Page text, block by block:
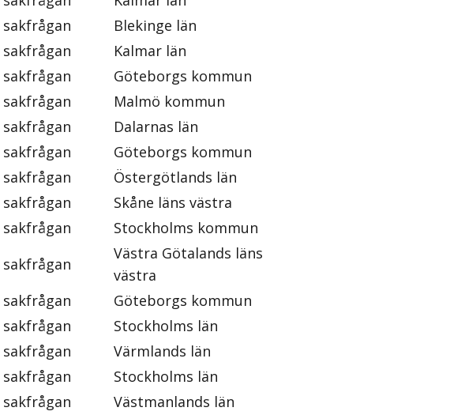
sakfrågan
Blekinge län
sakfrågan
Kalmar län
sakfrågan
Göteborgs kommun
sakfrågan
Malmö kommun
sakfrågan
Dalarnas län
sakfrågan
Göteborgs kommun
sakfrågan
Östergötlands län
sakfrågan
Skåne läns västra
sakfrågan
Stockholms kommun
sakfrågan
Västra Götalands läns
västra
sakfrågan
Göteborgs kommun
sakfrågan
Stockholms län
sakfrågan
Värmlands län
sakfrågan
Stockholms län
sakfrågan Västmanlands län